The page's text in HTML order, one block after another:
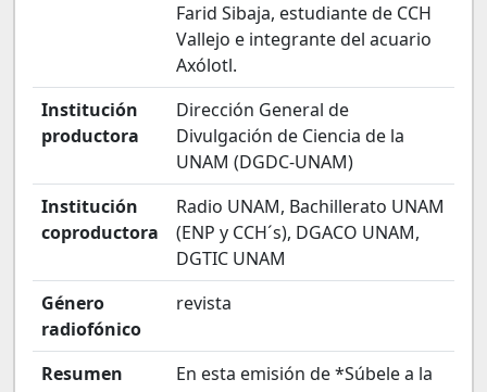
Farid Sibaja, estudiante de CCH
Vallejo e integrante del acuario
Axólotl.
Institución
productora
Dirección General de
Divulgación de Ciencia de la
UNAM (DGDC-UNAM)
Institución
coproductora
Radio UNAM, Bachillerato UNAM
(ENP y CCH´s), DGACO UNAM,
DGTIC UNAM
Género
radiofónico
revista
Resumen
En esta emisión de *Súbele a la